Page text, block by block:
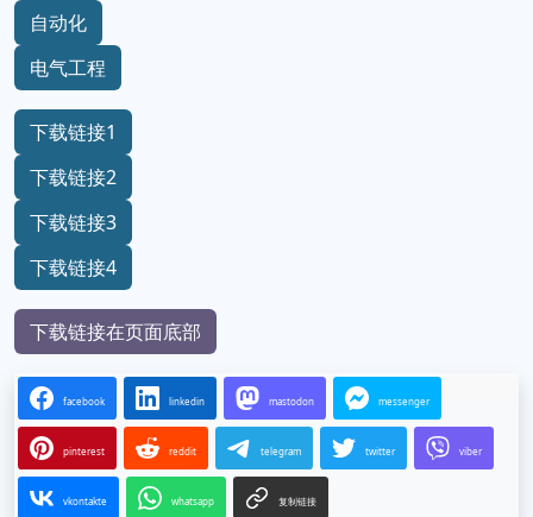
自动化
电气工程
下载链接1
下载链接2
下载链接3
下载链接4
下载链接在页面底部
facebook linkedin mastodon messenger
pinterest reddit telegram twitter viber
vkontakte whatsapp 复制链接